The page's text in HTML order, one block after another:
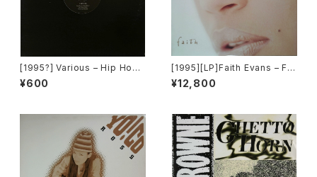
[1995?] Various – Hip Hop
Classic "World Premiere" V
ol.1 [Pop Art Records]
¥600
[1995][LP]Faith Evans – Fai
th [Bad Boy Entertainment]
¥12,800